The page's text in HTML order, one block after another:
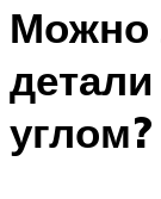
Можно
углом?